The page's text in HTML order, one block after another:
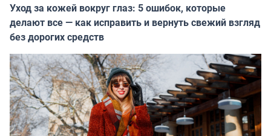
Уход за кожей вокруг глаз: 5 ошибок, которые
делают все — как исправить и вернуть свежий взгляд
без дорогих средств